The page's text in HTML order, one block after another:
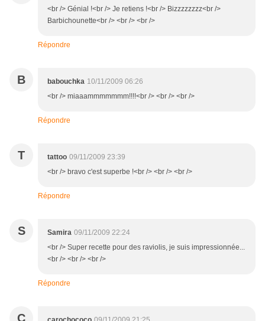
<br /> Génial !<br /> Je retiens !<br /> Bizzzzzzzz<br />
Barbichounette<br /> <br /> <br />
Répondre
B babouchka 10/11/2009 06:26
<br /> miaaammmmmmm!!!!<br /> <br /> <br />
Répondre
T tattoo 09/11/2009 23:39
<br /> bravo c'est superbe !<br /> <br /> <br />
Répondre
S Samira 09/11/2009 22:24
<br /> Super recette pour des raviolis, je suis impressionnée...
<br /> <br /> <br />
Répondre
C